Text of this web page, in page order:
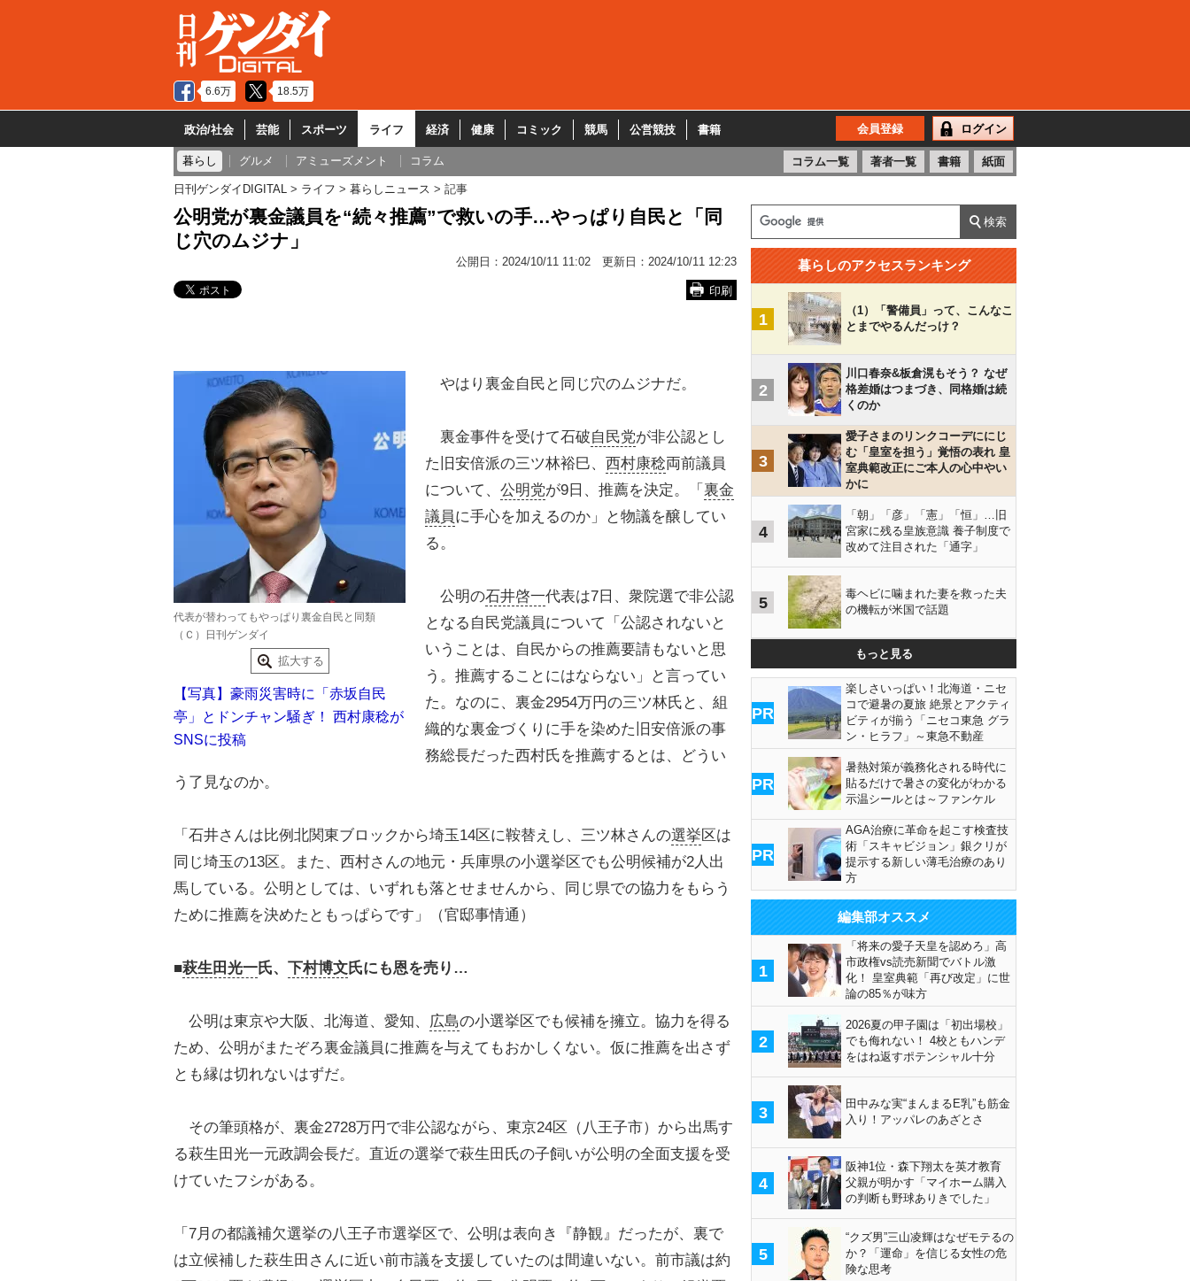
6.6万 18.5万
政治/社会 芸能 スポーツ ライフ 経済 健康 コミック 競馬 公営競技 書籍 会員登録 ログイン
暮らし グルメ アミューズメント コラム コラム一覧 著者一覧 書籍 紙面
日刊ゲンダイDIGITAL ライフ 暮らしニュース 記事
公明党が裏金議員を“続々推薦”で救いの手…やっぱり自民と「同
じ穴のムジナ」
公開日： 2024/10/11 11:02 更新日： 2024/10/11 12:23
印刷
代表が替わってもやっぱり裏金自民と同類
（Ｃ）日刊ゲンダイ
拡大する
【写真】豪雨災害時に「赤坂自民
亭」とドンチャン騒ぎ！ 西村康稔が
SNSに投稿
やはり裏金自民と同じ穴のムジナだ。
裏金事件を受けて石破自民党が非公認とし
た旧安倍派の三ツ林裕巳、 西村康稔両前議員
について、 公明党が9日、推薦を決定。「 裏金
議員に手心を加えるのか」と物議を醸してい
る。
公明の石井啓一代表は7日、衆院選で非公認
となる自民党議員について「公認されないと
いうことは、自民からの推薦要請もないと思
う。推薦することにはならない」と言ってい
た。なのに、裏金2954万円の三ツ林氏と、組
織的な裏金づくりに手を染めた旧安倍派の事
務総長だった西村氏を推薦するとは、どうい
う了見なのか。
「石井さんは比例北関東ブロックから埼玉14区に鞍替えし、三ツ林さんの選挙区は
同じ埼玉の13区。また、西村さんの地元・兵庫県の小選挙区でも公明候補が2人出
馬している。公明としては、いずれも落とせませんから、同じ県での協力をもらう
ために推薦を決めたともっぱらです」（官邸事情通）
■萩生田光一氏、 下村博文氏にも恩を売り…
公明は東京や大阪、北海道、愛知、 広島の小選挙区でも候補を擁立。協力を得る
ため、公明がまたぞろ裏金議員に推薦を与えてもおかしくない。仮に推薦を出さず
とも縁は切れないはずだ。
その筆頭格が、裏金2728万円で非公認ながら、東京24区（八王子市）から出馬す
る萩生田光一元政調会長だ。直近の選挙で萩生田氏の子飼いが公明の全面支援を受
けていたフシがある。
「7月の都議補欠選挙の八王子市選挙区で、公明は表向き『静観』だったが、裏で
は立候補した萩生田さんに近い前市議を支援していたのは間違いない。前市議は約
暮らしのアクセスランキング
1
（1）「警備員」って、こんなこ
とまでやるんだっけ？
2
川口春奈&板倉滉もそう？ なぜ
格差婚はつまづき、同格婚は続
くのか
3
愛子さまのリンクコーデににじ
む「皇室を担う」覚悟の表れ 皇
室典範改正にご本人の心中やい
かに
4
「朝」「彦」「憲」「恒」…旧
宮家に残る皇族意識 養子制度で
改めて注目された「通字」
5
毒ヘビに噛まれた妻を救った夫
の機転が米国で話題
もっと見る
PR
楽しさいっぱい！北海道・ニセ
コで避暑の夏旅 絶景とアクティ
ビティが揃う「ニセコ東急 グラ
ン・ヒラフ」～東急不動産
PR
暑熱対策が義務化される時代に
貼るだけで暑さの変化がわかる
示温シールとは～ファンケル
PR
AGA治療に革命を起こす検査技
術「スキャビジョン」銀クリが
提示する新しい薄毛治療のあり
方
編集部オススメ
1
「将来の愛子天皇を認めろ」高
市政権vs読売新聞でバトル激
化！ 皇室典範「再び改定」に世
論の85％が味方
2
2026夏の甲子園は「初出場校」
でも侮れない！ 4校ともハンデ
をはね返すポテンシャル十分
3
田中みな実“まんまるE乳”も筋金
入り！アッパレのあざとさ
4
阪神1位・森下翔太を英才教育
父親が明かす「マイホーム購入
の判断も野球ありきでした」
5
“クズ男”三山凌輝はなぜモテるの
か？「運命」を信じる女性の危
険な思考